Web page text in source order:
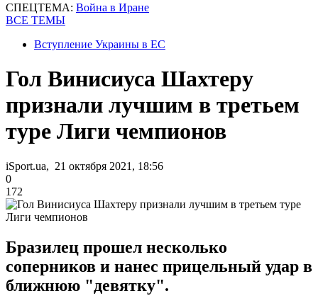
СПЕЦТЕМА: Война в Иране
ВСЕ ТЕМЫ
Вступление Украины в ЕС
Гол Винисиуса Шахтеру
признали лучшим в третьем
туре Лиги чемпионов
iSport.ua, 21 октября 2021, 18:56
0
172
Бразилец прошел несколько
соперников и нанес прицельный удар в
ближнюю "девятку".